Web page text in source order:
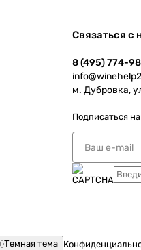
Связаться с
8 (495) 774-
м. Дубровка,
Подписаться
Темная тема